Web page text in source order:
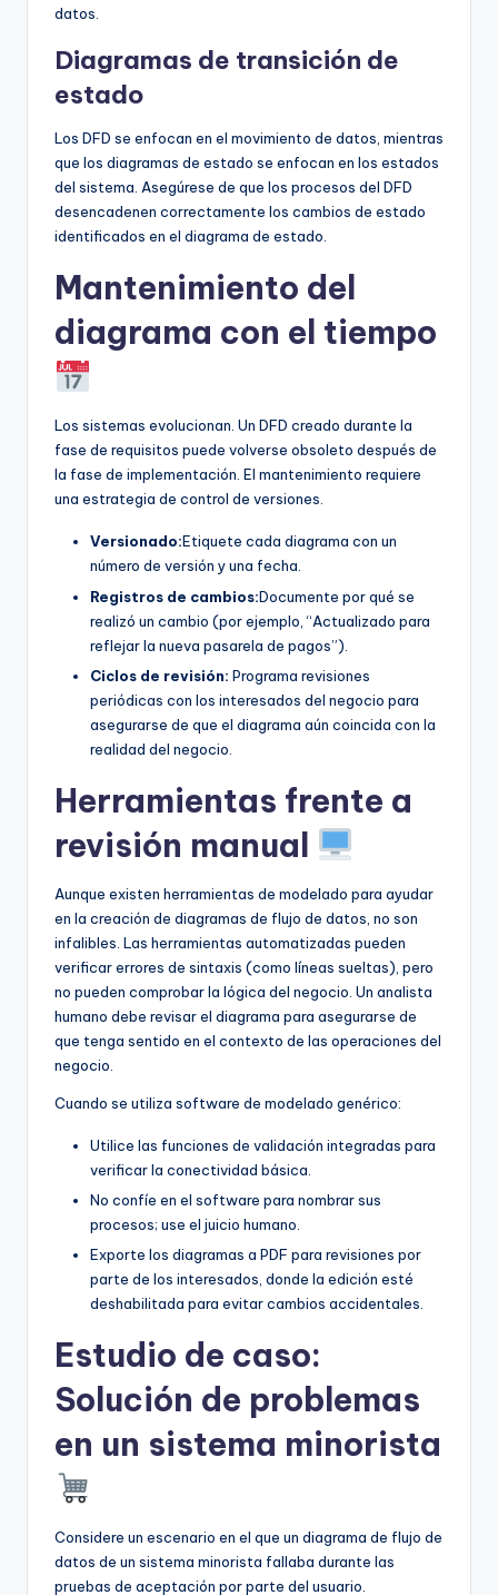
datos.
Diagramas de transición de
estado
Los DFD se enfocan en el movimiento de datos, mientras
que los diagramas de estado se enfocan en los estados
del sistema. Asegúrese de que los procesos del DFD
desencadenen correctamente los cambios de estado
identificados en el diagrama de estado.
Mantenimiento del
diagrama con el tiempo
Los sistemas evolucionan. Un DFD creado durante la
fase de requisitos puede volverse obsoleto después de
la fase de implementación. El mantenimiento requiere
una estrategia de control de versiones.
Versionado:Etiquete cada diagrama con un
número de versión y una fecha.
Registros de cambios:Documente por qué se
realizó un cambio (por ejemplo, “Actualizado para
reflejar la nueva pasarela de pagos”).
Ciclos de revisión: Programa revisiones
periódicas con los interesados del negocio para
asegurarse de que el diagrama aún coincida con la
realidad del negocio.
Herramientas frente a
revisión manual
Aunque existen herramientas de modelado para ayudar
en la creación de diagramas de flujo de datos, no son
infalibles. Las herramientas automatizadas pueden
verificar errores de sintaxis (como líneas sueltas), pero
no pueden comprobar la lógica del negocio. Un analista
humano debe revisar el diagrama para asegurarse de
que tenga sentido en el contexto de las operaciones del
negocio.
Cuando se utiliza software de modelado genérico:
Utilice las funciones de validación integradas para
verificar la conectividad básica.
No confíe en el software para nombrar sus
procesos; use el juicio humano.
Exporte los diagramas a PDF para revisiones por
parte de los interesados, donde la edición esté
deshabilitada para evitar cambios accidentales.
Estudio de caso:
Solución de problemas
en un sistema minorista
Considere un escenario en el que un diagrama de flujo de
datos de un sistema minorista fallaba durante las
pruebas de aceptación por parte del usuario.